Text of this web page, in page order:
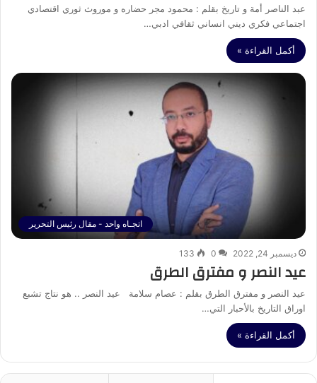
عبد الناصر أمة و تاريخ بقلم : محمود مجر حضاره و موروث ثوري اقتصادي
اجتماعي فكري ديني انساني ثقافي ادبي…
أكمل القراءة »
اتجـاه واحد - مقال رئيس التحرير
ديسمبر 24, 2022 0
133
عيد النصر و مفترق الطرق
عيد النصر و مفترق الطرق بقلم : عصام سلامة عيد النصر .. هو نتاج تشبع
اوراق التاريخ بالأحبار التي…
أكمل القراءة »